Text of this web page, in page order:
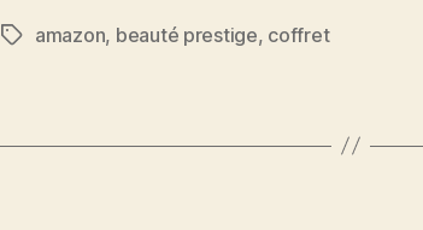
Étiquettes
amazon, beauté prestige, coffret